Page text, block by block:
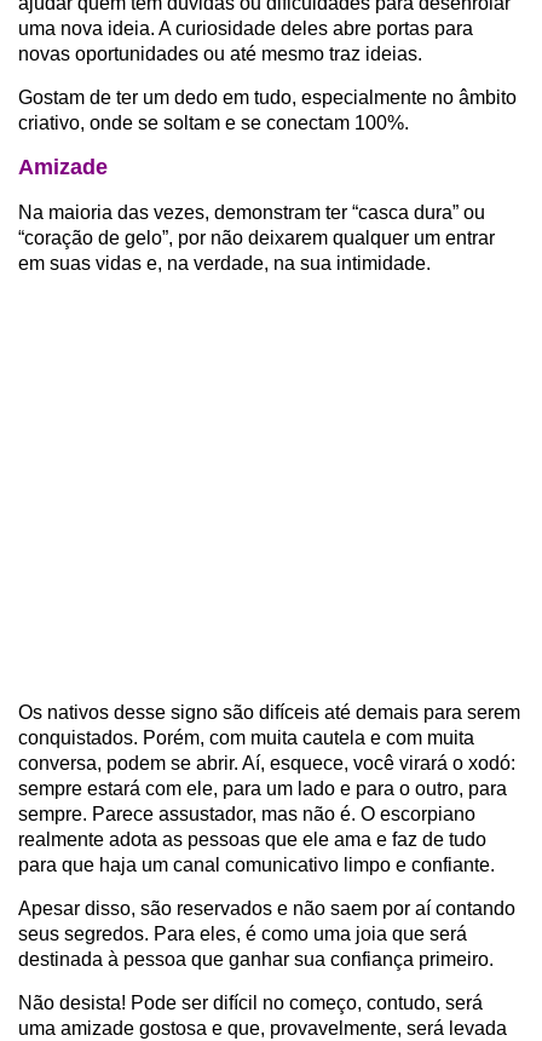
uma nova ideia. A curiosidade deles abre portas para
novas oportunidades ou até mesmo traz ideias.
Gostam de ter um dedo em tudo, especialmente no âmbito
criativo, onde se soltam e se conectam 100%.
Amizade
Na maioria das vezes, demonstram ter “casca dura” ou
“coração de gelo”, por não deixarem qualquer um entrar
em suas vidas e, na verdade, na sua intimidade.
Os nativos desse signo são difíceis até demais para serem
conquistados. Porém, com muita cautela e com muita
conversa, podem se abrir. Aí, esquece, você virará o xodó:
sempre estará com ele, para um lado e para o outro, para
sempre. Parece assustador, mas não é. O escorpiano
realmente adota as pessoas que ele ama e faz de tudo
para que haja um canal comunicativo limpo e confiante.
Apesar disso, são reservados e não saem por aí contando
seus segredos. Para eles, é como uma joia que será
destinada à pessoa que ganhar sua confiança primeiro.
Não desista! Pode ser difícil no começo, contudo, será
uma amizade gostosa e que, provavelmente, será levada